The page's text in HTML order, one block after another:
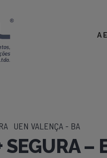
A
UEN VALENÇA - BA
SEGURA